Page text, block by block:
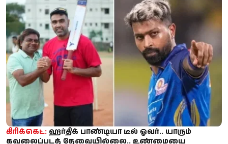
கிரிக்கெட்: ஹர்திக் பாண்டியா டீல் ஓவர்.. யாரும்
கவலைப்படத் தேவையில்லை.. உண்மையை